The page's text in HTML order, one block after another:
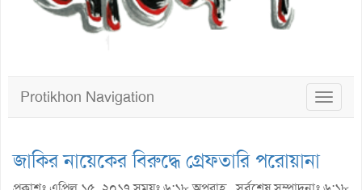
Toggle
Protikhon Navigation
জাকির নায়েকের বিরুদ্ধে গ্রেফতারি পরোয়ানা